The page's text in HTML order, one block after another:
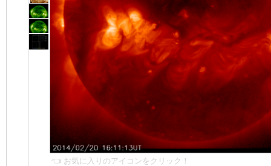
👈 お気に入りのアイコンをクリック！